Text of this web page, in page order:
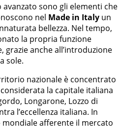
sono gli elementi che
nel Made in Italy un
bellezza. Nel tempo,
la propria funzione
anche all’introduzione
sole.
nazionale è concentrato
la capitale italiana
Longarone, Lozzo di
l’eccellenza italiana. In
afferente il mercato